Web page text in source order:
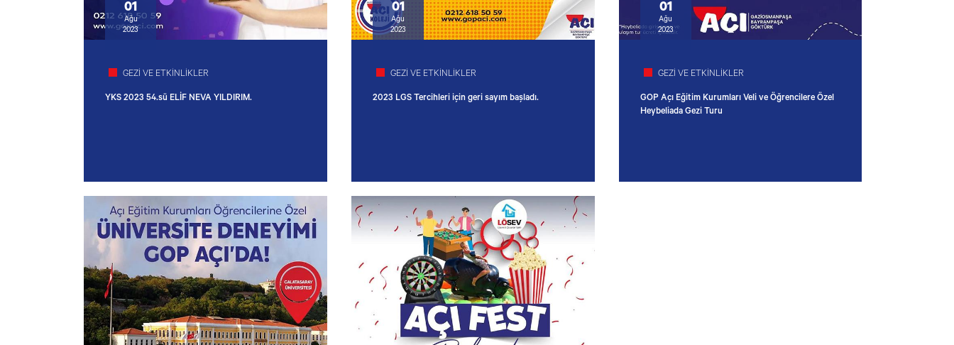
GEZİ VE ETKİNLİKLER
YKS 2023 54.sü ELİF NEVA YILDIRIM.
01
Ağu
2023
GEZİ VE ETKİNLİKLER
2023 LGS Tercihleri için geri sayım başladı.
01
Ağu
2023
GEZİ VE ETKİNLİKLER
GOP Açı Eğitim Kurumları Veli ve Öğrencilere Özel
Heybeliada Gezi Turu
01
Ağu
2023